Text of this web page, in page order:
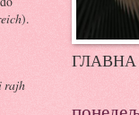
ГЛАВНА
).
rajh